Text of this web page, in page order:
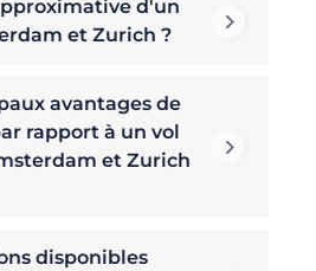
d'un
et Zurich ?
avantages de
rapport à un vol
et Zurich
disponibles